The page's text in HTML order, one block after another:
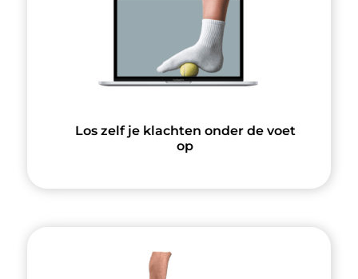
Los zelf je klachten onder de voet
op